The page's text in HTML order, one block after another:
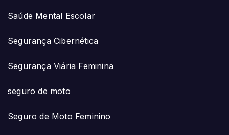
Saúde Mental Escolar
Segurança Cibernética
Segurança Viária Feminina
seguro de moto
Seguro de Moto Feminino